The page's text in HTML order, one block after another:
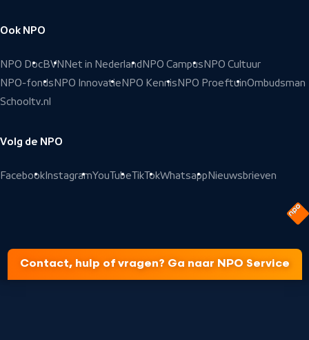
Ook NPO
NPO DocBVN Net in Nederland NPO Campus NPO Cultuur
NPO-fonds NPO Innovatie NPO Kennis NPO ProeftuinOmbudsman
Schooltv.nl
Volg de NPO
Facebook InstagramYouTubeTikTokWhatsapp Nieuwsbrieven
Contact, hulp of vragen? Ga naar NPO Service